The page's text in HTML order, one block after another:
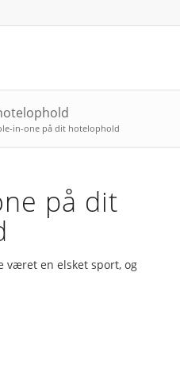
in-one på dit hotelophold
på dit
været en elsket sport, og